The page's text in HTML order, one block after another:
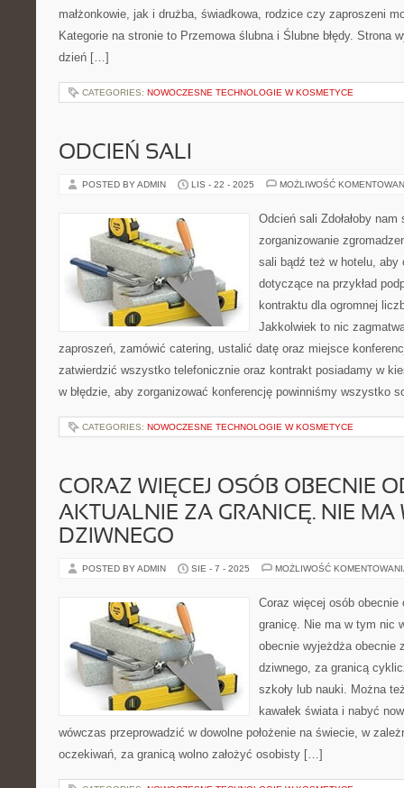
małżonkowie, jak i drużba, świadkowa, rodzice czy zaproszeni
Kategorie na stronie to Przemowa ślubna i Ślubne błędy. Strona
dzień […]
CATEGORIES: NOWOCZESNE TECHNOLOGIE W KOSMETYCE
ODCIEŃ SALI
POSTED BY ADMIN LIS - 22 - 2025 MOŻLIWOŚĆ
Odcień sali Zdołałoby
zorganizowanie
sali bądź też w hotelu, aby
dotyczące na przykład
kontraktu dla ogromnej
Jakkolwiek to nic
zaproszeń, zamówić catering, ustalić datę oraz miejsce
zatwierdzić wszystko telefonicznie oraz kontrakt posiadamy w
w błędzie, aby zorganizować konferencję powinniśmy wszystko
CATEGORIES: NOWOCZESNE TECHNOLOGIE W KOSMETYCE
CORAZ WIĘCEJ OSÓB OBECNIE
AKTUALNIE ZA GRANICĘ. NIE MA
DZIWNEGO
POSTED BY ADMIN SIE - 7 - 2025 MOŻLIWOŚĆ
Coraz więcej osób
granicę. Nie ma w tym nic
obecnie wyjeżdża obecnie
dziwnego, za granicą
szkoły lub nauki. Można
kawałek świata i nabyć
wówczas przeprowadzić w dowolne położenie na świecie, w
oczekiwań, za granicą wolno założyć osobisty […]